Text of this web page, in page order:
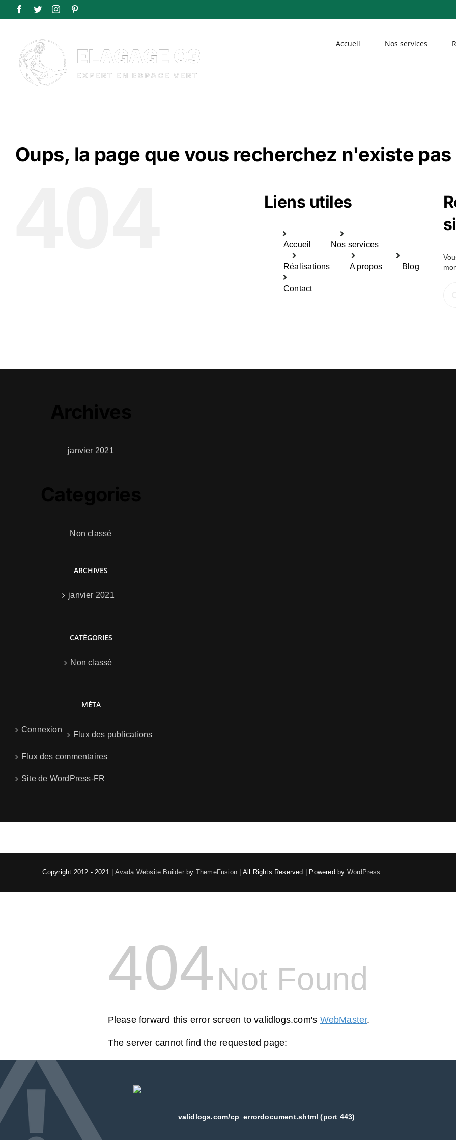
Passer
Facebook
TwitterInstagramPinterest
Accueil Nos services
Oups, la page que vous recherchez n'existe pas
Liens utiles
Accueil Nos services
Réalisations A propos Blog
Contact
janvier 2021
Non classé
ARCHIVES
janvier 2021
CATÉGORIES
Non classé
MÉTA
Connexion
Flux des publications
Flux des commentaires
Site de WordPress-FR
Copyright 2012 - 2021 | Avada Website Builderby ThemeFusion | All Rights Reserved | Powered by WordPress
404Not Found
Please forward this error screen to validlogs.com's WebMaster.
The server cannot find the requested page:
validlogs.com/cp_errordocument.shtml (port 443)